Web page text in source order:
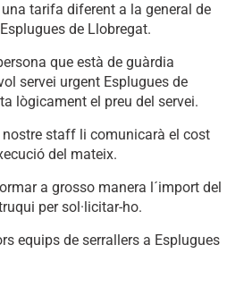
tarifa diferent a la general de
de Llobregat.
que està de guàrdia
servei urgent Esplugues de
lògicament el preu del servei.
staff li comunicarà el cost
del mateix.
a grosso manera l´import del
per sol·licitar-ho.
equips de serrallers a Esplugues